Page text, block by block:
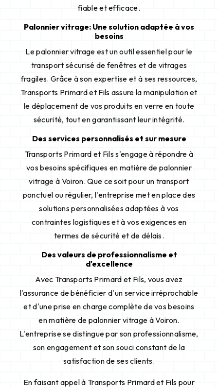
fiable et efficace.
Palonnier vitrage: Une solution adaptée à vos
besoins
Le palonnier vitrage est un outil essentiel pour le
transport sécurisé de fenêtres et de vitrages
fragiles. Grâce à son expertise et à ses ressources,
Transports Primard et Fils assure la manipulation et
le déplacement de vos produits en verre en toute
sécurité, tout en garantissant leur intégrité.
Des services personnalisés et sur mesure
Transports Primard et Fils s'engage à répondre à
vos besoins spécifiques en matière de palonnier
vitrage à Voiron. Que ce soit pour un transport
ponctuel ou régulier, l'entreprise met en place des
solutions personnalisées adaptées à vos
contraintes logistiques et à vos exigences en
termes de sécurité et de délais.
Des valeurs de professionnalisme et
d'excellence
Avec Transports Primard et Fils, vous avez
l'assurance de bénéficier d'un service irréprochable
et d'une prise en charge complète de vos besoins
en matière de palonnier vitrage à Voiron.
L'entreprise se distingue par son professionnalisme,
son engagement et son souci constant de la
satisfaction de ses clients.
En faisant appel à Transports Primard et Fils pour